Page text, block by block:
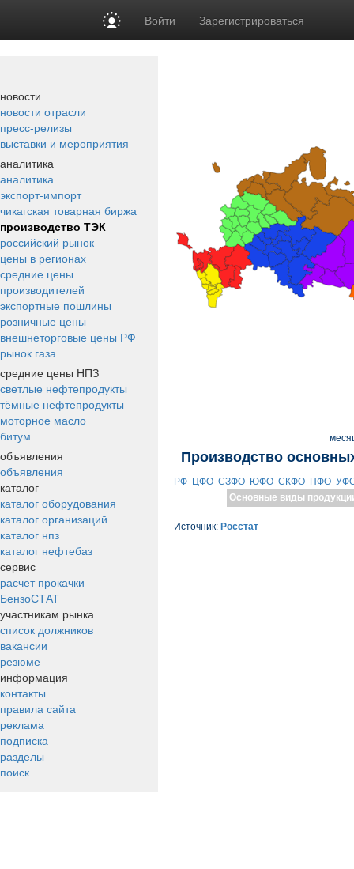
Войти Зарегистрироваться
новости
новости отрасли
пресс-релизы
выставки и мероприятия
аналитика
аналитика
экспорт-импорт
чикагская товарная биржа
производство ТЭК
российский рынок
цены в регионах
средние цены
производителей
экспортные пошлины
розничные цены
внешнеторговые цены РФ
рынок газа
средние цены НПЗ
светлые нефтепродукты
тёмные нефтепродукты
моторное масло
битум
объявления
объявления
каталог
каталог оборудования
каталог организаций
каталог нпз
каталог нефтебаз
сервис
расчет прокачки
БензоСТАТ
участникам рынка
список должников
вакансии
резюме
информация
контакты
правила сайта
реклама
подписка
разделы
поиск
Производство
РФ ЦФО СЗФО ЮФО СКФО ПФО
Основные виды
Источник: Росстат